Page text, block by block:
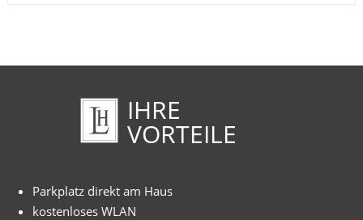
IHRE
VORTEILE
Parkplatz direkt am Haus
kostenloses WLAN